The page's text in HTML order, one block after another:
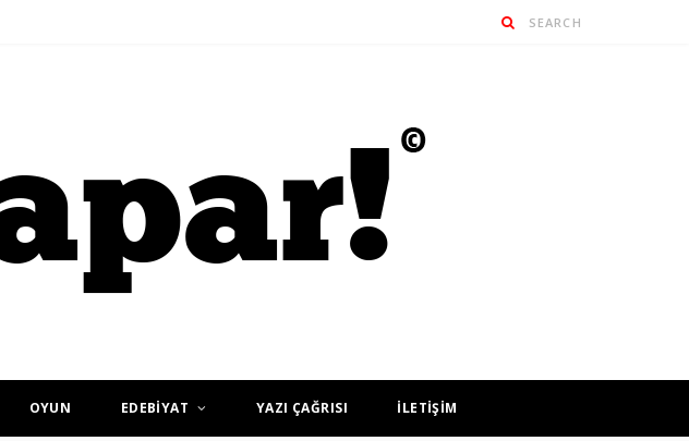
OYUN EDEBİYAT YAZI ÇAĞRISI İLETİŞİM